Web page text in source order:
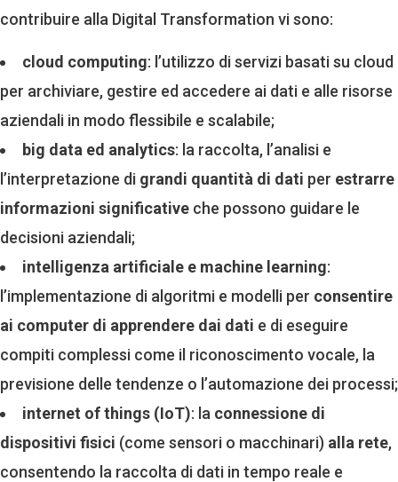
contribuire alla Digital Transformation vi sono:
cloud computing: l’utilizzo di servizi basati su cloud
per archiviare, gestire ed accedere ai dati e alle risorse
aziendali in modo flessibile e scalabile;
big data ed analytics: la raccolta, l’analisi e
l’interpretazione di grandi quantità di dati per estrarre
informazioni significative che possono guidare le
decisioni aziendali;
intelligenza artificiale e machine learning:
l’implementazione di algoritmi e modelli per consentire
ai computer di apprendere dai dati e di eseguire
compiti complessi come il riconoscimento vocale, la
previsione delle tendenze o l’automazione dei processi;
internet of things (IoT): la connessione di
dispositivi fisici (come sensori o macchinari) alla rete,
consentendo la raccolta di dati in tempo reale e